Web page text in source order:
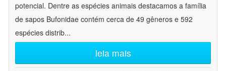
potencial. Dentre as espécies animais destacamos a família
de sapos Bufonidae contém cerca de 49 gêneros e 592
espécies distrib...
leia mais